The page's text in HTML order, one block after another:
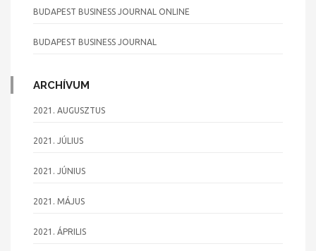
BUDAPEST BUSINESS JOURNAL ONLINE
BUDAPEST BUSINESS JOURNAL
ARCHÍVUM
2021. AUGUSZTUS
2021. JÚLIUS
2021. JÚNIUS
2021. MÁJUS
2021. ÁPRILIS